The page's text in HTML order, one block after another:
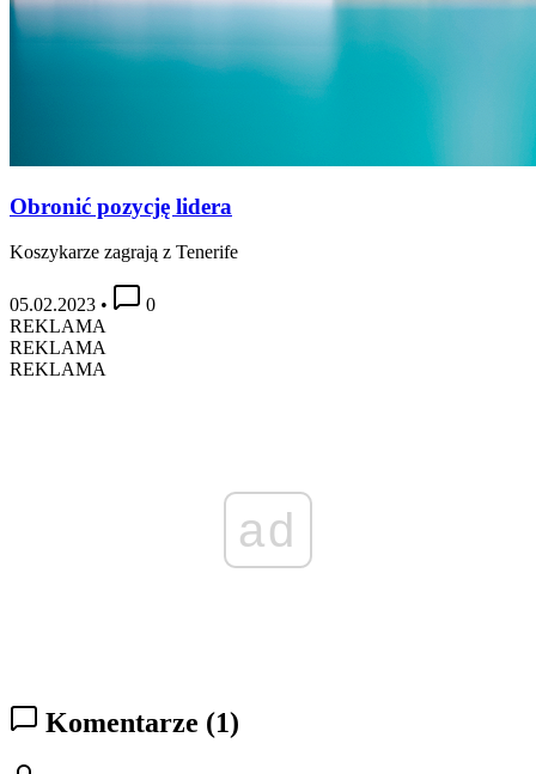
Obronić pozycję lidera
Koszykarze zagrają z Tenerife
05.02.2023 •
0
REKLAMA
REKLAMA
REKLAMA
ad
Komentarze (1)